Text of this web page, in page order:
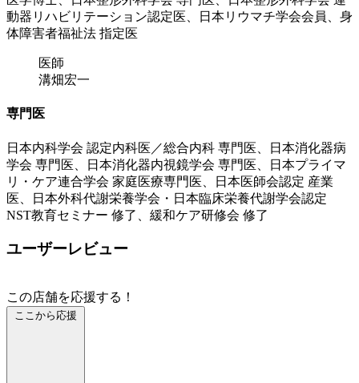
動器リハビリテーション認定医、日本リウマチ学会会員、身
体障害者福祉法 指定医
医師
溝畑宏一
専門医
日本内科学会 認定内科医／総合内科 専門医、日本消化器病
学会 専門医、日本消化器内視鏡学会 専門医、日本プライマ
リ・ケア連合学会 家庭医療専門医、日本医師会認定 産業
医、日本外科代謝栄養学会・日本臨床栄養代謝学会認定
NST教育セミナー 修了、緩和ケア研修会 修了
ユーザーレビュー
この店舗を応援する！
ここから応援